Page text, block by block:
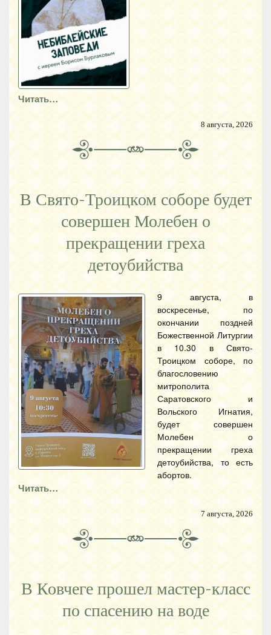
Читать…
8 августа, 2026
В Свято-Троицком соборе будет
совершен Молебен о
прекращении греха
детоубийства
9 августа, в
воскресенье, по
окончании поздней
Божественной Литургии
в 10.30 в Свято-
Троицком соборе, по
благословению
митрополита
Саратовского и
Вольского Игнатия,
будет совершен
Молебен о
прекращении греха
детоубийства, то есть
абортов.
Читать…
7 августа, 2026
В Ковчеге прошел мастер-класс
по спасению на воде